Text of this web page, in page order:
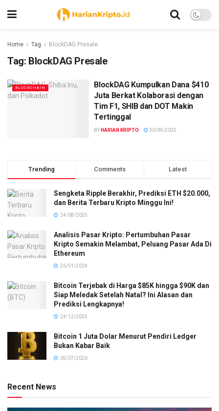
Home Tag BlockDAG Presale
Tag: BlockDAG Presale
BLOCKCHAIN
BlockDAG Kumpulkan Dana $410
Juta Berkat Kolaborasi dengan
Tim F1, SHIB dan DOT Makin
Tertinggal
BY HARIAN KRIPTO 30/09/2025
Trending Comments Latest
Sengketa Ripple Berakhir, Prediksi ETH $20.000,
dan Berita Terbaru Kripto Minggu Ini!
24/08/2025
Analisis Pasar Kripto: Pertumbuhan Pasar
Kripto Semakin Melambat, Peluang Pasar Ada Di
Ethereum
26/01/2024
Bitcoin Terjebak di Harga $85K hingga $90K dan
Siap Meledak Setelah Natal? Ini Alasan dan
Prediksi Lengkapnya!
24/12/2025
Bitcoin 1 Juta Dolar Menurut Pendiri Ledger
Bukan Kabar Baik
05/07/2026
Recent News